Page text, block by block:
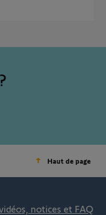
Haut de page
notices et FAQ